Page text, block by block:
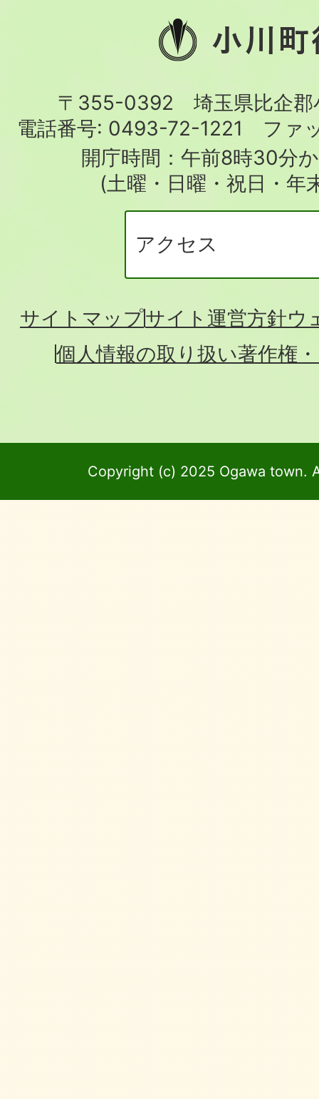
小
川
役
場
〒355-0392 埼玉県比企郡
電話番号: 0493-72-1221
ファ
開庁時間：午前8時30分
(土曜・日曜・祝日・年
アクセス
サイトマップサイト運営方針ウ
個人情報の取り扱い著作権
Copyright (c) 2025 Ogawa town.